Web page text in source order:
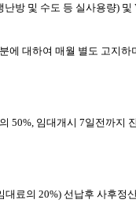
방 및 수도 등 실사용량) 및
에 대하여 매월 별도 고지하
50%, 임대개시 7일전까지
대료의 20%) 선납후 사후정